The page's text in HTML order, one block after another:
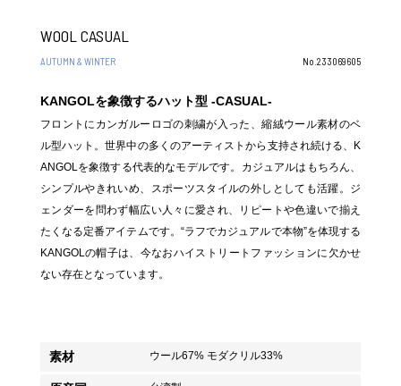
WOOL CASUAL
AUTUMN & WINTER No.233069605
KANGOLを象徴するハット型 -CASUAL-
フロントにカンガルーロゴの刺繍が入った、縮絨ウール素材のベ
ル型ハット。世界中の多くのアーティストから支持され続ける、K
ANGOLを象徴する代表的なモデルです。カジュアルはもちろん、
シンプルやきれいめ、スポーツスタイルの外しとしても活躍。ジ
ェンダーを問わず幅広い人々に愛され、リピートや色違いで揃え
たくなる定番アイテムです。“ラフでカジュアルで本物”を体現する
KANGOLの帽子は、今なおハイストリートファッションに欠かせ
ない存在となっています。
素材 ウール67% モダクリル33%